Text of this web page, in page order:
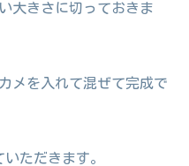
大きさに切っておきま
メを入れて混ぜて完成で
ただきます。